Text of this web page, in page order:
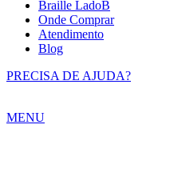
Braille LadoB
Onde Comprar
Atendimento
Blog
PRECISA DE AJUDA?
MENU